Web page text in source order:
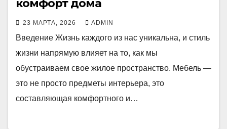
комфорт дома
23 МАРТА, 2026 ADMIN
Введение Жизнь каждого из нас уникальна, и стиль
жизни напрямую влияет на то, как мы
обустраиваем свое жилое пространство. Мебель —
это не просто предметы интерьера, это
составляющая комфортного и…